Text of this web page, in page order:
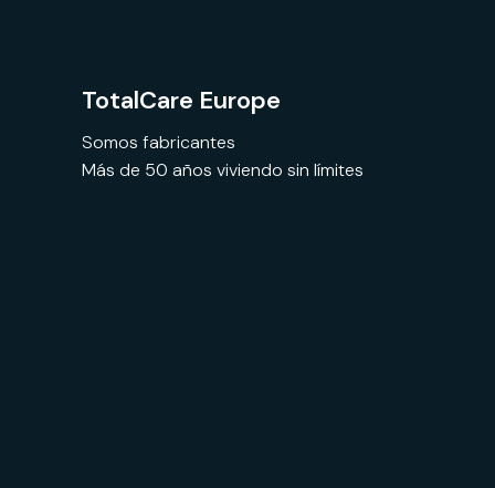
TotalCare Europe
Somos fabricantes
Más de 50 años viviendo sin límites